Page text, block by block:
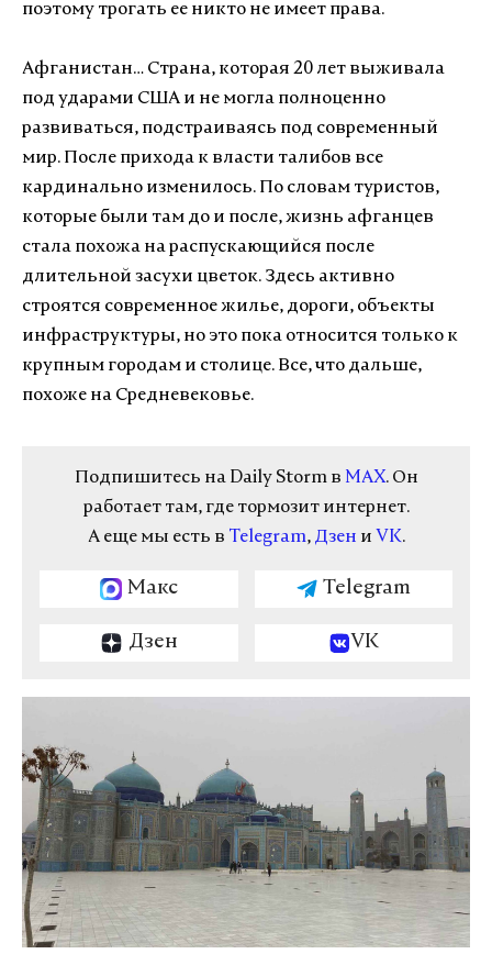
поэтому трогать ее никто не имеет права.
Афганистан… Страна, которая 20 лет выживала
под ударами США и не могла полноценно
развиваться, подстраиваясь под современный
мир. После прихода к власти талибов все
кардинально изменилось. По словам туристов,
которые были там до и после, жизнь афганцев
стала похожа на распускающийся после
длительной засухи цветок. Здесь активно
строятся современное жилье, дороги, объекты
инфраструктуры, но это пока относится только к
крупным городам и столице. Все, что дальше,
похоже на Средневековье.
Подпишитесь на Daily Storm в MAX. Он
работает там, где тормозит интернет.
А еще мы есть в Telegram, Дзен и VK.
Макс Telegram
Дзен VK